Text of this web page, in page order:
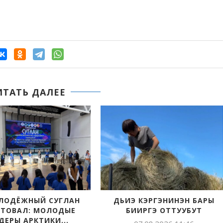
ДАЛЕЕ
ПРОДОЛЖАЕТСЯ ПРИЕМ
ЗАЯВОК НА СОИСКАНИЕ VII
ВСЕРОССИЙСКОЙ...
ОЛЕКМИНСКАЯ
ГОРДИТСЯ